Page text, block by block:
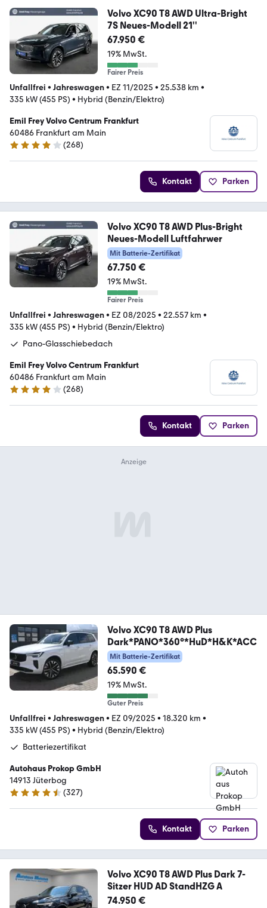
Volvo XC90 T8 AWD Ultra-Bright
7S Neues-Modell 21''
67.950 €
19% MwSt.
Fairer Preis
Unfallfrei • Jahreswagen• EZ 11/2025 • 25.538 km •
335 kW (455 PS) • Hybrid (Benzin/Elektro)
Emil Frey Volvo Centrum Frankfurt
60486 Frankfurt am Main
3.8 Sterne
(268)
Kontakt Parken
Volvo XC90 T8 AWD Plus-Bright
Neues-Modell Luftfahrwer
Mit Batterie-Zertifikat
67.750 €
19% MwSt.
Fairer Preis
Unfallfrei • Jahreswagen• EZ 08/2025 • 22.557 km •
335 kW (455 PS) • Hybrid (Benzin/Elektro)
Pano-Glasschiebedach
Emil Frey Volvo Centrum Frankfurt
60486 Frankfurt am Main
3.8 Sterne
(268)
Kontakt Parken
Volvo XC90 T8 AWD Plus
Dark*PANO*360°*HuD*H&K*ACC
Mit Batterie-Zertifikat
65.590 €
19% MwSt.
Guter Preis
Unfallfrei • Jahreswagen• EZ 09/2025 • 18.320 km •
335 kW (455 PS) • Hybrid (Benzin/Elektro)
Batteriezertifikat
Autohaus Prokop GmbH
14913 Jüterbog
4.7 Sterne
(327)
Kontakt Parken
Volvo XC90 T8 AWD Plus Dark 7-
Sitzer HUD AD StandHZG A
74.950 €